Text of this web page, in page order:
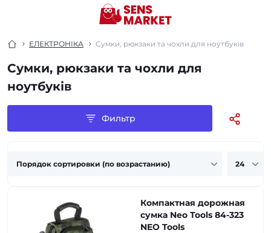
ЕЛЕКТРОНІКА Сумки, рюкзаки та чохли для ноутбуків
Сумки, рюкзаки та чохли для
ноутбуків
Фильтр
Компактная дорожная
сумка Neo Tools 84-323
NEO Tools